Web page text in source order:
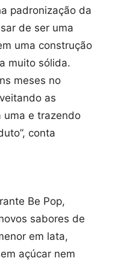
padronização da
de ser uma
uma construção
muito sólida.
meses no
as
uma e trazendo
conta
Be Pop,
sabores de
em lata,
açúcar nem